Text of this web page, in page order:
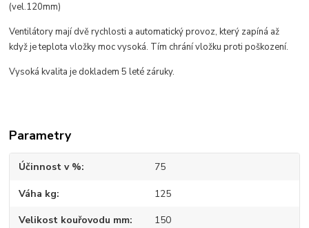
(vel.120mm)
Ventilátory mají dvě rychlosti a automatický provoz, který zapíná až
když je teplota vložky moc vysoká. Tím chrání vložku proti poškození.
Vysoká kvalita je dokladem 5 leté záruky.
Parametry
Účinnost v % 75
Váha kg 125
Velikost kouřovodu mm 150